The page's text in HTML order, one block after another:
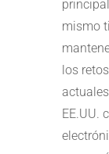
mismo
los
EE.UU.